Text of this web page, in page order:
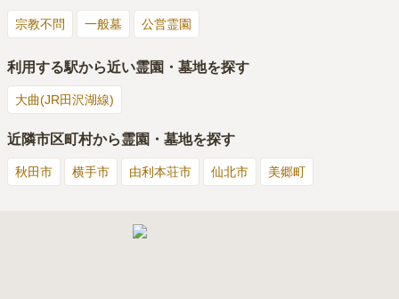
宗教不問 一般墓 公営霊園
利用する駅から近い霊園・墓地を探す
大曲(JR田沢湖線)
近隣市区町村から霊園・墓地を探す
秋田市 横手市 由利本荘市 仙北市 美郷町